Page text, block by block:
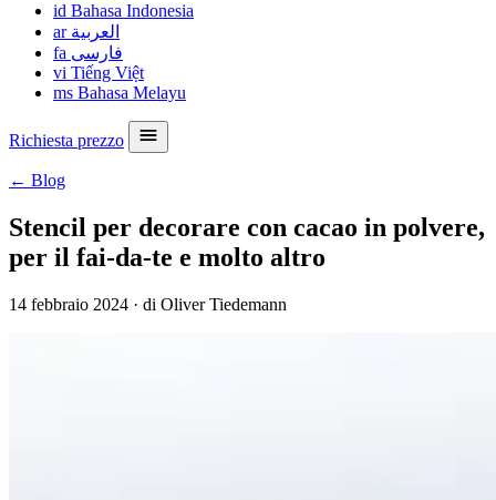
id Bahasa Indonesia
ar العربية
fa فارسی
vi Tiếng Việt
ms Bahasa Melayu
Richiesta prezzo
← Blog
Stencil per decorare con cacao in polvere,
per il fai-da-te e molto altro
14 febbraio 2024 · di Oliver Tiedemann